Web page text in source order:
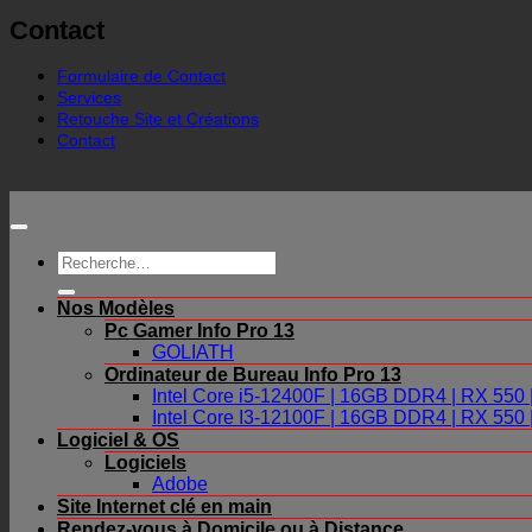
Contact
Formulaire de Contact
Services
Retouche Site et Créations
Contact
Recherche
pour :
Nos Modèles
Pc Gamer Info Pro 13
GOLIATH
Ordinateur de Bureau Info Pro 13
Intel Core i5-12400F | 16GB DDR4 | RX 550
Intel Core I3-12100F | 16GB DDR4 | RX 550
Logiciel & OS
Logiciels
Adobe
Site Internet clé en main